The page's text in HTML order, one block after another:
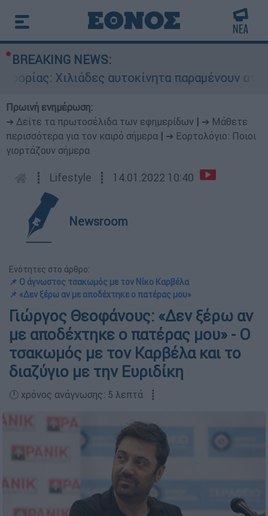
BREAKING NEWS:
Χιλιάδες αυτοκίνητα παραμένουν
Πρωινή ενημέρωση:
➔ Δείτε τα πρωτοσέλιδα των εφημερίδων
➔ Μάθετε
περισσότερα για τον καιρό σήμερα
➔ Εορτολόγιο: Ποιοι
γιορτάζουν σήμερα
┋ Lifestyle ┋ 14.01.2022 10:40
Newsroom
Ενότητες στο άρθρο:
📌 Ο άγνωστος τσακωμός με τον Νίκο Καρβέλα
📌 «Δεν ξέρω αν με αποδέχτηκε ο πατέρας μου»
Γιώργος Θεοφάνους: «Δεν ξέρω αν
με αποδέχτηκε ο πατέρας μου» - Ο
τσακωμός με τον Καρβέλα και το
διαζύγιο με την Ευριδίκη
🕛 χρόνος ανάγνωσης: 5 λεπτά ┋